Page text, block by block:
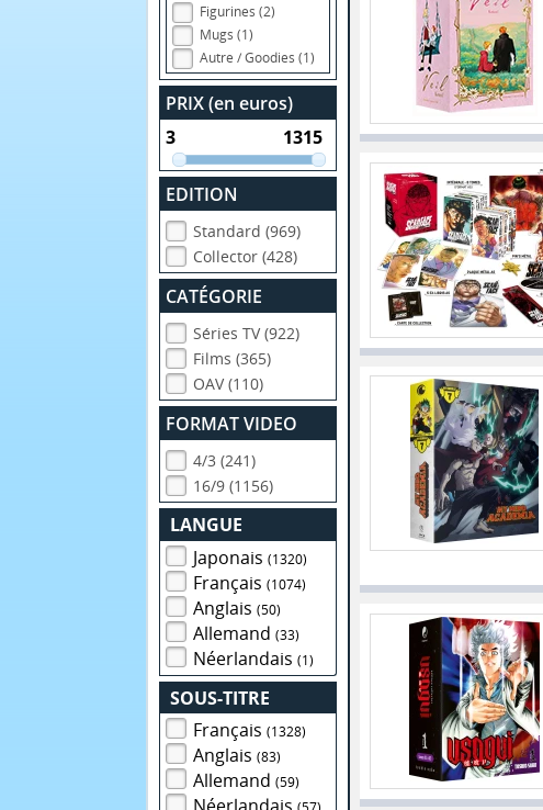
Figurines (2)
Mugs (1)
Autre / Goodies (1)
PRIX (en euros)
EDITION
Standard (969)
Collector (428)
CATÉGORIE
Séries TV (922)
Films (365)
OAV (110)
FORMAT VIDEO
4/3 (241)
16/9 (1156)
LANGUE
Japonais(1320)
Français(1074)
Anglais(50)
Allemand(33)
Néerlandais(1)
SOUS-TITRE
Français(1328)
Anglais(83)
Allemand(59)